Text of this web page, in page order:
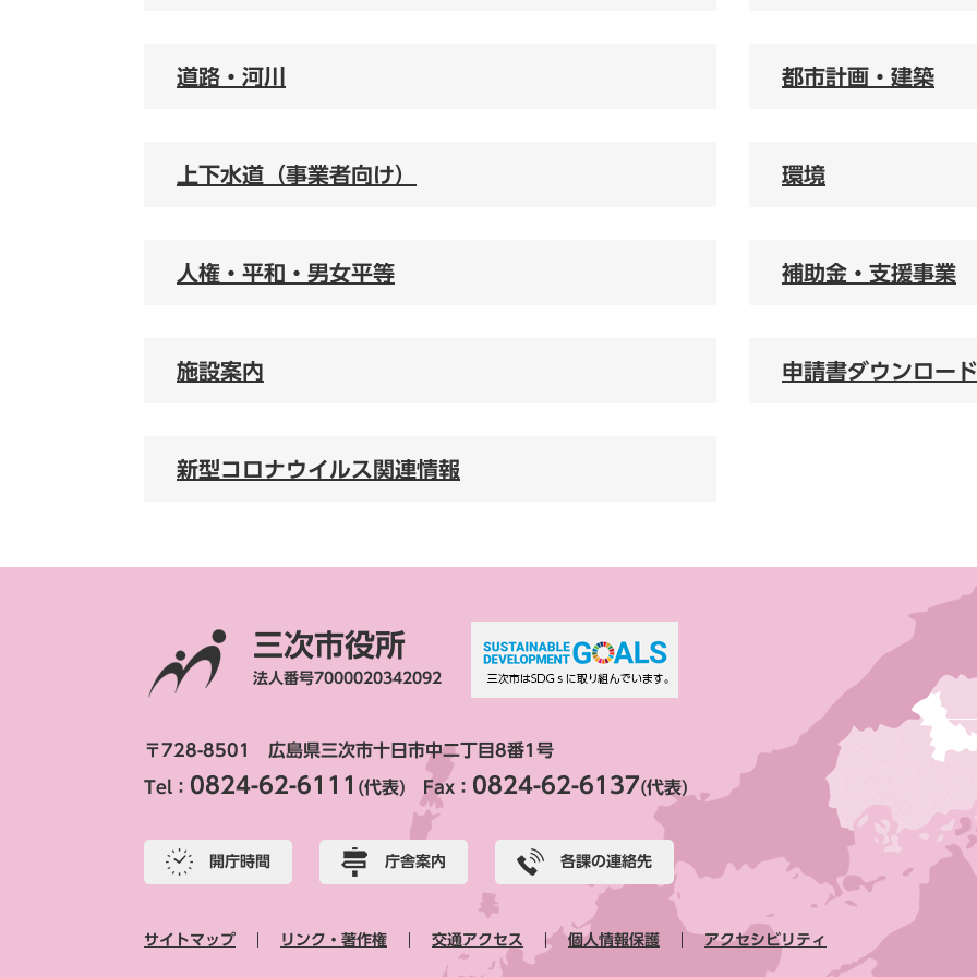
道路・河川 都市計画・建築
上下水道（事業者向け） 環境
人権・平和・男女平等 補助金・支援事業
施設案内 申請書ダウンロード
新型コロナウイルス関連情報
三次市役所
法人番号7000020342092
〒728-8501 広島県三次市十日市中二丁目8番1号
Tel： 0824-62-6111 (代表) Fax： 0824-62-6137(代表)
開庁時間 庁舎案内 各課の連絡先
サイトマップ リンク・著作権 交通アクセス 個人情報保護 アクセシビリティ